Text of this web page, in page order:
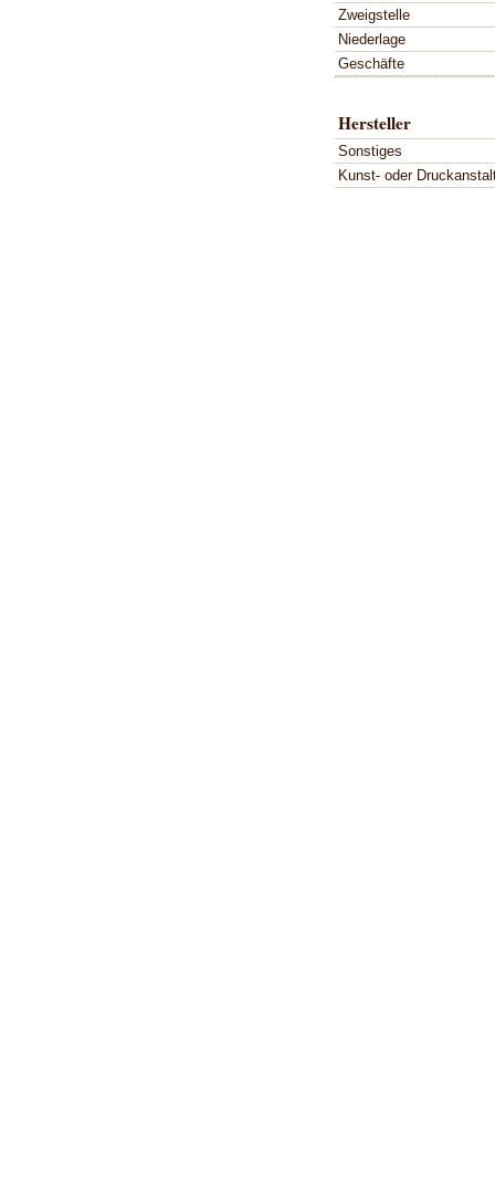
Zweigstelle
Niederlage
Geschäfte
Hersteller
Sonstiges
Kunst- oder